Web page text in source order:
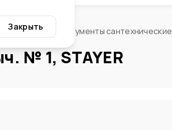
Закрыть Инструменты сантехнические
№ 1, STAYER